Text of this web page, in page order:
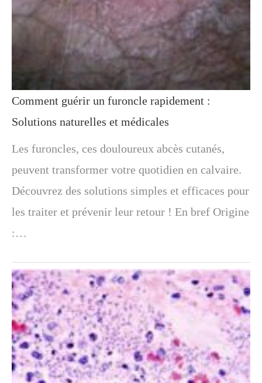
Comment guérir un furoncle rapidement :
Solutions naturelles et médicales
Les furoncles, ces douloureux abcès cutanés,
peuvent transformer votre quotidien en calvaire.
Découvrez des solutions simples et efficaces pour
les traiter et prévenir leur retour ! En bref Origine
:…